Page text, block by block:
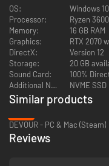
OS:
Windows
Processor:
Ryzen
Memory:
16 GB RAM
Graphics:
RTX 2070
DirectX:
Version 12
Storage:
20 GB
Sound Card:
100%
Additional Notes:
NVME
Similar products
DEVOUR - PC & Mac (Steam)
Reviews